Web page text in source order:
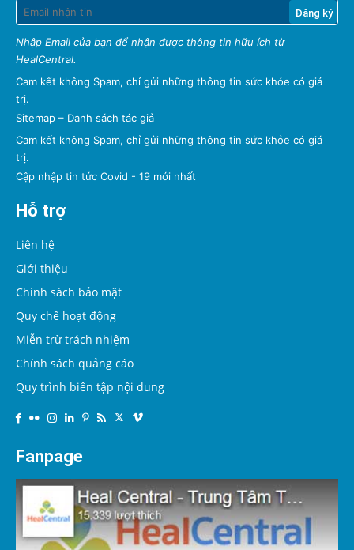
Nhập Email của bạn để nhận được thông tin hữu ích từ
HealCentral.
Cam kết không Spam, chỉ gửi những thông tin sức khỏe có giá
trị.
Sitemap – Danh sách tác giả
Cam kết không Spam, chỉ gửi những thông tin sức khỏe có giá
trị.
Cập nhập tin tức Covid - 19 mới nhất
Hỗ trợ
Liên hệ
Giới thiệu
Chính sách bảo mật
Quy chế hoạt động
Miễn trừ trách nhiệm
Chính sách quảng cáo
Quy trình biên tập nội dung
Fanpage